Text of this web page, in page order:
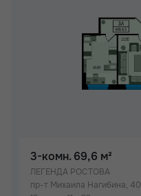
3-комн. 69,6 м²
ЛЕГЕНДА РОСТОВА
пр-т Михаила Нагибина, 40